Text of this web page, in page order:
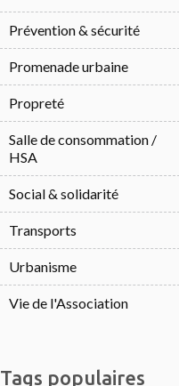
Prévention & sécurité
Promenade urbaine
Propreté
Salle de consommation /
HSA
Social & solidarité
Transports
Urbanisme
Vie de l'Association
Tags populaires